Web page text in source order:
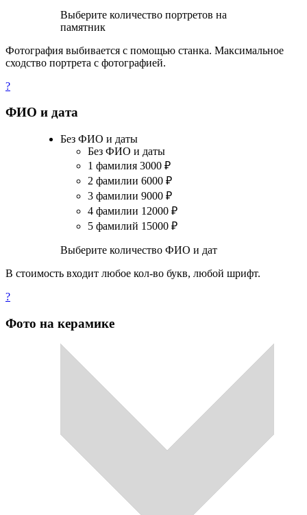
Выберите количество портретов на
памятник
Фотография выбивается с помощью станка. Максимальное
сходство портрета с фотографией.
?
ФИО и дата
Без ФИО и даты
Без ФИО и даты
1 фамилия 3000 ₽
2 фамилии 6000 ₽
3 фамилии 9000 ₽
4 фамилии 12000 ₽
5 фамилий 15000 ₽
Выберите количество ФИО и дат
В стоимость входит любое кол-во букв, любой шрифт.
?
Фото на керамике